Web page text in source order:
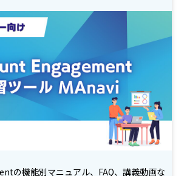
の機能別マニュアル、FAQ、講義動画な